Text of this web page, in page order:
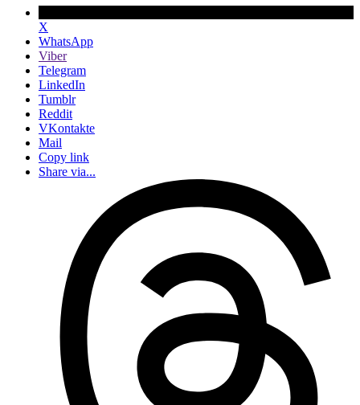
X
WhatsApp
Viber
Telegram
LinkedIn
Tumblr
Reddit
VKontakte
Mail
Copy link
Share via...